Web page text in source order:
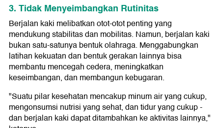
3. Tidak Menyeimbangkan Rutinitas
Berjalan kaki melibatkan otot-otot penting yang
mendukung stabilitas dan mobilitas. Namun, berjalan kaki
bukan satu-satunya bentuk olahraga. Menggabungkan
latihan kekuatan dan bentuk gerakan lainnya bisa
membantu mencegah cedera, meningkatkan
keseimbangan, dan membangun kebugaran.
"Suatu pilar kesehatan mencakup minum air yang cukup,
mengonsumsi nutrisi yang sehat, dan tidur yang cukup -
dan berjalan kaki dapat ditambahkan ke aktivitas lainnya,"